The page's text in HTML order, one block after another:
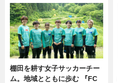
棚田を耕す女子サッカーチー
ム。地域とともに歩む 『FC